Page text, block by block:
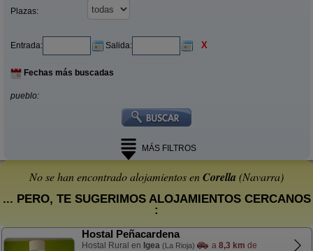
Plazas:
Entrada: Salida: X
Fechas más buscadas
pueblo:
MÁS FILTROS
No se han encontrado alojamientos enCorella (Navarra)
... PERO, TE SUGERIMOS ALOJAMIENTOS CERCANOS
:
Hostal Peñacardena
Hostal Rural en Igea (La Rioja) a 8,3 km de